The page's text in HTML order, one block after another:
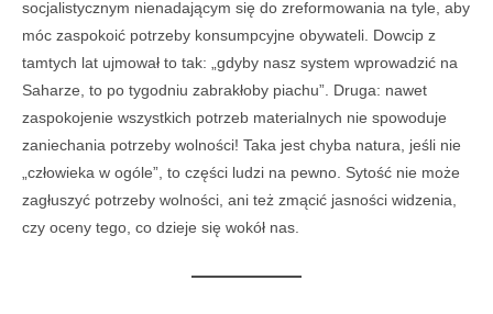
socjalistycznym nienadającym się do zreformowania na tyle, aby
móc zaspokoić potrzeby konsumpcyjne obywateli. Dowcip z
tamtych lat ujmował to tak: „gdyby nasz system wprowadzić na
Saharze, to po tygodniu zabrakłoby piachu”. Druga: nawet
zaspokojenie wszystkich potrzeb materialnych nie spowoduje
zaniechania potrzeby wolności! Taka jest chyba natura, jeśli nie
„człowieka w ogóle”, to części ludzi na pewno. Sytość nie może
zagłuszyć potrzeby wolności, ani też zmącić jasności widzenia,
czy oceny tego, co dzieje się wokół nas.